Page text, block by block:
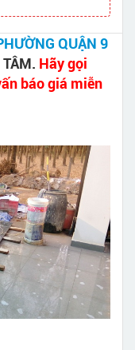
QUẬN 9
Hãy gọi
báo giá miễn